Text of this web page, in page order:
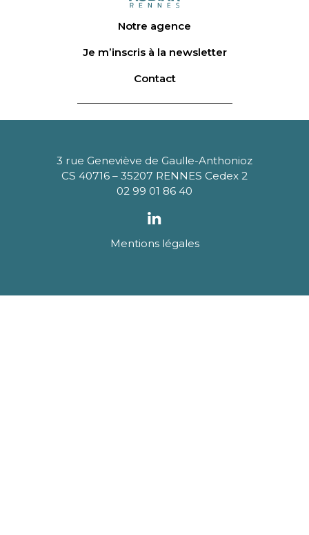
Notre agence
Je m’inscris à la newsletter
Contact
3 rue Geneviève de Gaulle-Anthonioz
CS 40716 – 35207 RENNES Cedex 2
02 99 01 86 40
Mentions légales